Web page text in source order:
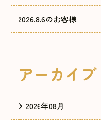
2026.8.6のお客様
アーカイブ
2026年08月